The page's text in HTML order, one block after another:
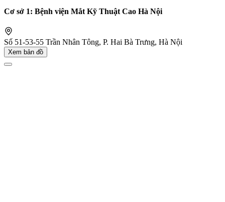
Cơ sở 1: Bệnh viện Mắt Kỹ Thuật Cao Hà Nội
Số 51-53-55 Trần Nhân Tông, P. Hai Bà Trưng, Hà Nội
Xem bản đồ